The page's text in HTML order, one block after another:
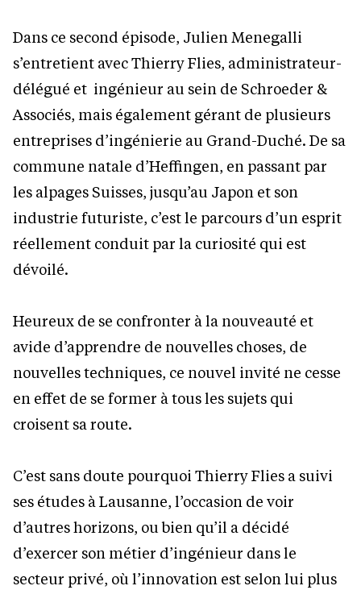
Dans ce second épisode, Julien Menegalli
s’entretient avec Thierry Flies, administrateur-
délégué et ingénieur au sein de Schroeder &
Associés, mais également gérant de plusieurs
entreprises d’ingénierie au Grand-Duché. De sa
commune natale d’Heffingen, en passant par
les alpages Suisses, jusqu’au Japon et son
industrie futuriste, c’est le parcours d’un esprit
réellement conduit par la curiosité qui est
dévoilé.
Heureux de se confronter à la nouveauté et
avide d’apprendre de nouvelles choses, de
nouvelles techniques, ce nouvel invité ne cesse
en effet de se former à tous les sujets qui
croisent sa route.
C’est sans doute pourquoi Thierry Flies a suivi
ses études à Lausanne, l’occasion de voir
d’autres horizons, ou bien qu’il a décidé
d’exercer son métier d’ingénieur dans le
secteur privé, où l’innovation est selon lui plus